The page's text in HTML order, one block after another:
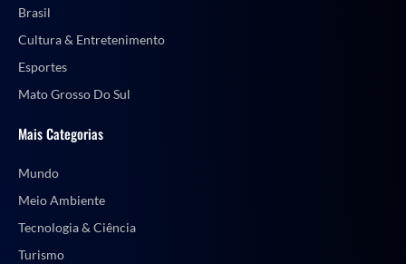
Brasil
Cultura & Entretenimento
Esportes
Mato Grosso Do Sul
Mais Categorias
Mundo
Meio Ambiente
Tecnologia & Ciência
Turismo